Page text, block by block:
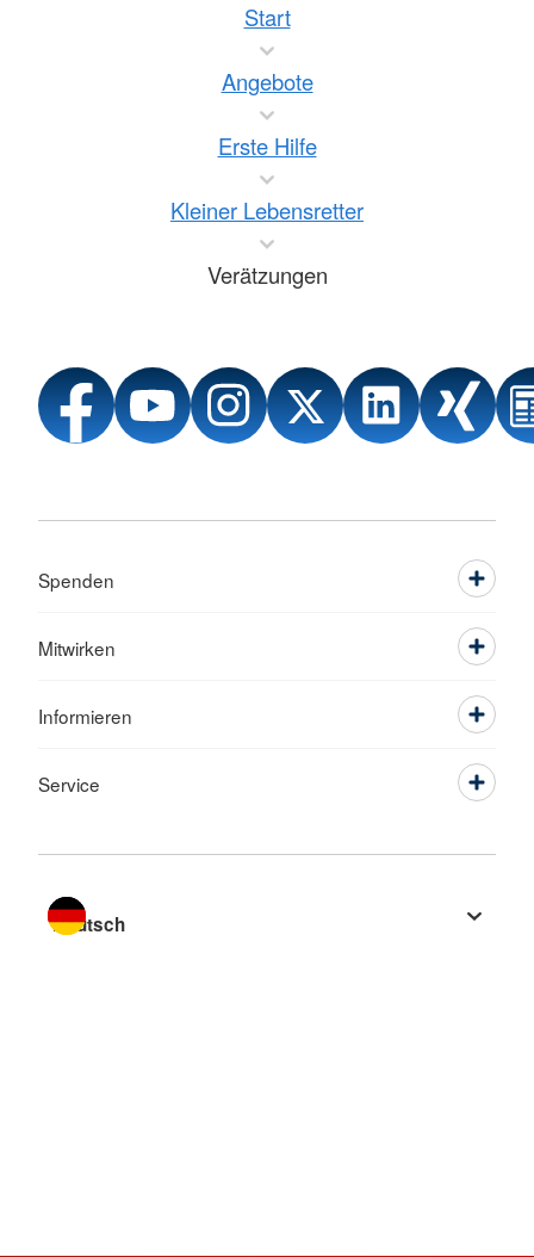
Start
Angebote
Erste Hilfe
Kleiner Lebensretter
Verätzungen
Spenden
Mitwirken
Informieren
Service
Sprache wechseln zu